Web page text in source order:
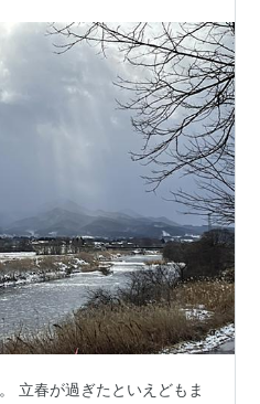
立春が過ぎたといえどもま